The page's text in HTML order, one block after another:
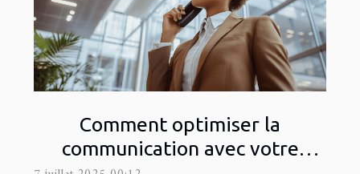
Comment optimiser la
communication avec votre